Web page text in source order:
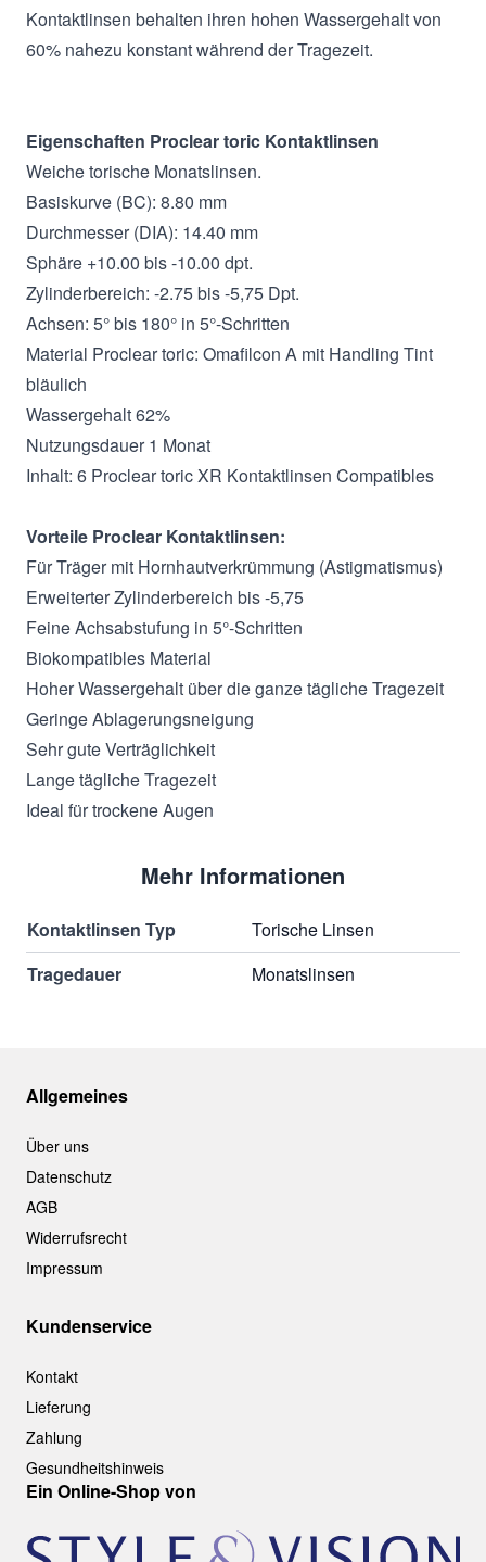
Kontaktlinsen behalten ihren hohen Wassergehalt von
60% nahezu konstant während der Tragezeit.
Eigenschaften Proclear toric Kontaktlinsen
Weiche torische Monatslinsen.
Basiskurve (BC): 8.80 mm
Durchmesser (DIA): 14.40 mm
Sphäre +10.00 bis -10.00 dpt.
Zylinderbereich: -2.75 bis -5,75 Dpt.
Achsen: 5° bis 180° in 5°-Schritten
Material Proclear toric: Omafilcon A mit Handling Tint
bläulich
Wassergehalt 62%
Nutzungsdauer 1 Monat
Inhalt: 6 Proclear toric XR Kontaktlinsen Compatibles
Vorteile Proclear Kontaktlinsen:
Für Träger mit Hornhautverkrümmung (Astigmatismus)
Erweiterter Zylinderbereich bis -5,75
Feine Achsabstufung in 5°-Schritten
Biokompatibles Material
Hoher Wassergehalt über die ganze tägliche Tragezeit
Geringe Ablagerungsneigung
Sehr gute Verträglichkeit
Lange tägliche Tragezeit
Ideal für trockene Augen
Mehr Informationen
Kontaktlinsen Typ
Torische Linsen
Tragedauer
Monatslinsen
Allgemeines
Über uns
Datenschutz
AGB
Widerrufsrecht
Impressum
Kundenservice
Kontakt
Lieferung
Zahlung
Gesundheitshinweis
Ein Online-Shop von